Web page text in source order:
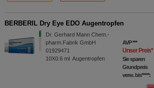
BERBERIL Dry Eye EDO Augentropfen
Dr. Gerhard Mann Chem.-
pharm.Fabrik GmbH
01929471
10X0.6 ml Augentropfen
AVP***
Unser Preis*
Sie sparen
Grundpreis
verw. bis*****: